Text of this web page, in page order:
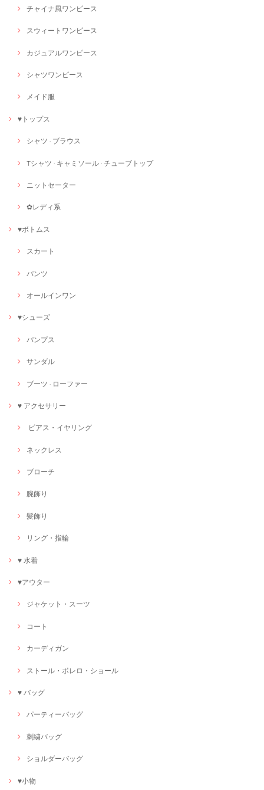
チャイナ風ワンピース
スウィートワンピース
カジュアルワンピース
シャツワンピース
メイド服
♥トップス
シャツ · ブラウス
Tシャツ · キャミソール · チューブトップ
ニットセーター
✿レディ系
♥ボトムス
スカート
パンツ
オールインワン
♥シューズ
パンプス
サンダル
ブーツ · ローファー
♥ アクセサリー
ピアス・イヤリング
ネックレス
ブローチ
腕飾り
髪飾り
リング・指輪
♥ 水着
♥アウター
ジャケット・スーツ
コート
カーディガン
ストール・ボレロ・ショール
♥ バッグ
パーティーバッグ
刺繍バッグ
ショルダーバッグ
♥小物